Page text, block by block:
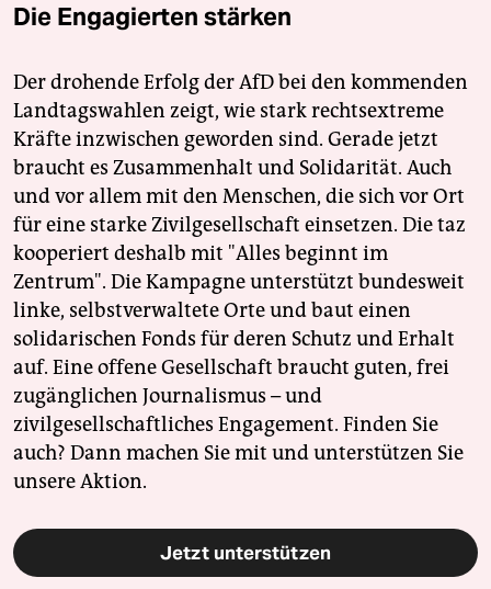
Die Engagierten stärken
Der drohende Erfolg der AfD bei den kommenden
Landtagswahlen zeigt, wie stark rechtsextreme
Kräfte inzwischen geworden sind. Gerade jetzt
braucht es Zusammenhalt und Solidarität. Auch
und vor allem mit den Menschen, die sich vor Ort
für eine starke Zivilgesellschaft einsetzen. Die taz
kooperiert deshalb mit "Alles beginnt im
Zentrum". Die Kampagne unterstützt bundesweit
linke, selbstverwaltete Orte und baut einen
solidarischen Fonds für deren Schutz und Erhalt
auf. Eine offene Gesellschaft braucht guten, frei
zugänglichen Journalismus – und
zivilgesellschaftliches Engagement. Finden Sie
auch? Dann machen Sie mit und unterstützen Sie
unsere Aktion.
Jetzt unterstützen